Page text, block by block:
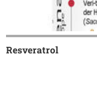
Resveratrol